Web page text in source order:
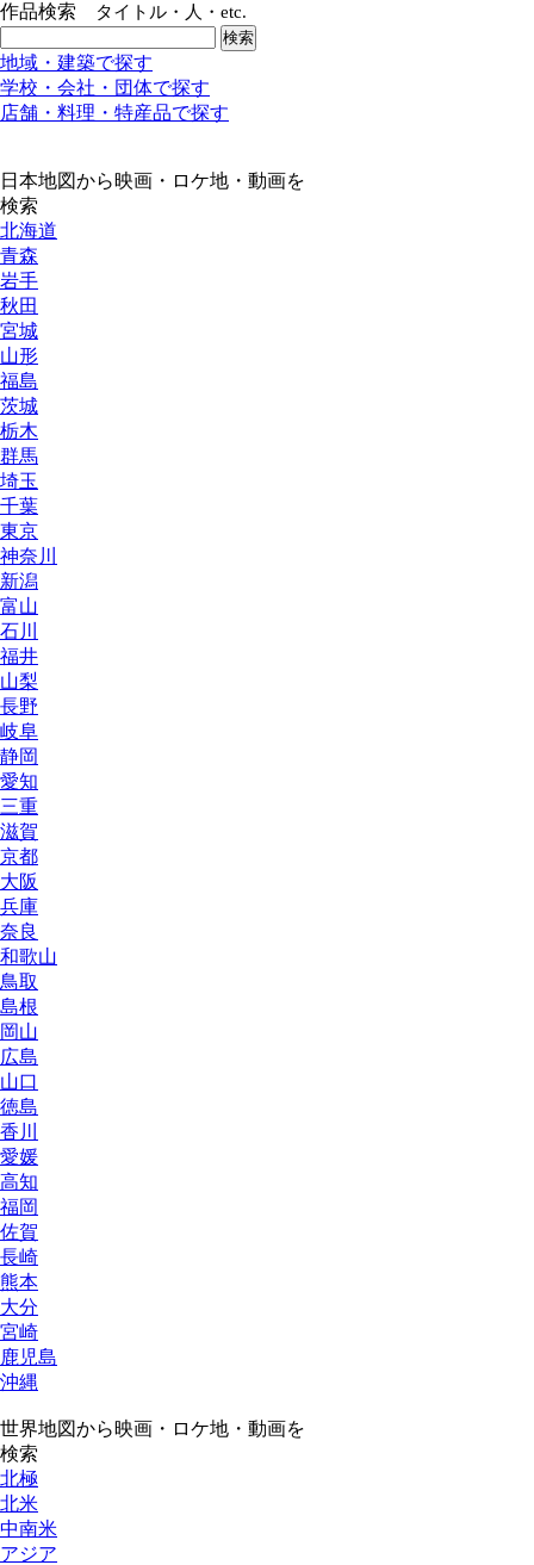
作品検索
タイトル・人・etc.
地域・建築で探す
学校・会社・団体で探す
店舗・料理・特産品で探す
日本地図から映画・ロケ地・動画を
検索
北海道
青森
岩手
秋田
宮城
山形
福島
茨城
栃木
群馬
埼玉
千葉
東京
神奈川
新潟
富山
石川
福井
山梨
長野
岐阜
静岡
愛知
三重
滋賀
京都
大阪
兵庫
奈良
和歌山
鳥取
島根
岡山
広島
山口
徳島
香川
愛媛
高知
福岡
佐賀
長崎
熊本
大分
宮崎
鹿児島
沖縄
世界地図から映画・ロケ地・動画を
検索
北極
北米
中南米
アジア